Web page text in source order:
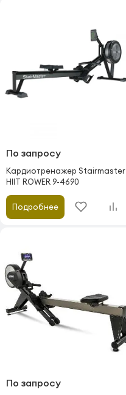
По запросу
Кардиотренажер Stairmaster
HIIT ROWER 9-4690
Подробнее
По запросу